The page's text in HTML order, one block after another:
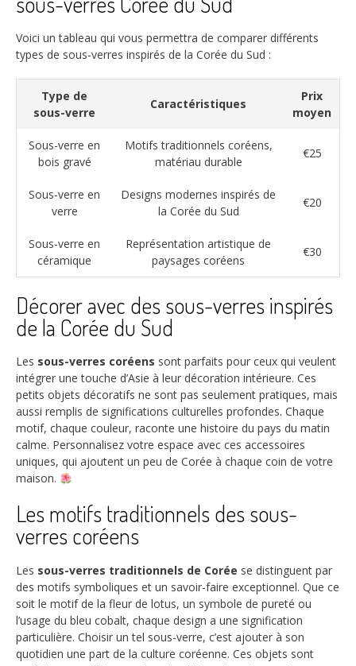
Voici un tableau qui vous permettra de comparer différents
types de sous-verres inspirés de la Corée du Sud :
Type de
sous-verre
Caractéristiques
Prix
moyen
Sous-verre en
bois gravé
Motifs traditionnels coréens,
matériau durable
€25
Sous-verre en
verre
Designs modernes inspirés de
la Corée du Sud
€20
Sous-verre en
céramique
Représentation artistique de
paysages coréens
€30
Décorer avec des sous-verres inspirés
de la Corée du Sud
Les sous-verres coréens sont parfaits pour ceux qui veulent
intégrer une touche d’Asie à leur décoration intérieure. Ces
petits objets décoratifs ne sont pas seulement pratiques, mais
aussi remplis de significations culturelles profondes. Chaque
motif, chaque couleur, raconte une histoire du pays du matin
calme. Personnalisez votre espace avec ces accessoires
uniques, qui ajoutent un peu de Corée à chaque coin de votre
maison.
Les motifs traditionnels des sous-
verres coréens
Les sous-verres traditionnels de Corée se distinguent par
des motifs symboliques et un savoir-faire exceptionnel. Que ce
soit le motif de la fleur de lotus, un symbole de pureté ou
l’usage du bleu cobalt, chaque design a une signification
particulière. Choisir un tel sous-verre, c’est ajouter à son
quotidien une part de la culture coréenne. Ces objets sont